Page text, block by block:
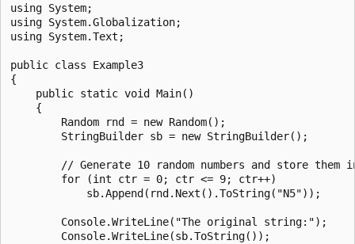
using System;
using System.Globalization;
using System.Text;
public class Example3
{
    public static void Main()
    {
        Random rnd = new Random();
        StringBuilder sb = new StringBuilder();
// Generate 10 random numbers and store them
        for (int ctr = 0; ctr <= 9; ctr++)
            sb.Append(rnd.Next().ToString("N5"));
        Console.WriteLine("The original string:");
        Console.WriteLine(sb.ToString());